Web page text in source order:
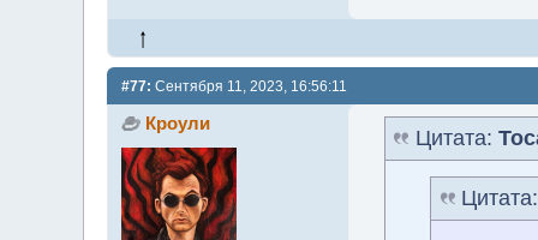
#77: Сентября 11, 2023, 16:56:11
Кроули
Цитата: